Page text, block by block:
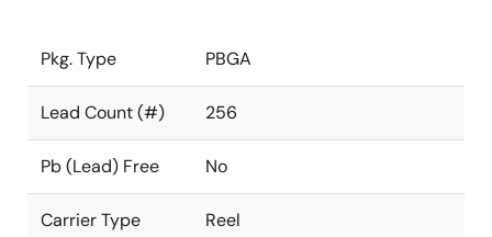
Pkg. Type PBGA
Lead Count (#) 256
Pb (Lead) Free No
Carrier Type Reel